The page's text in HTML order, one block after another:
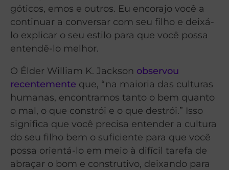
góticos, emos e outros. Eu encorajo você a
continuar a conversar com seu filho e deixá-
lo explicar o seu estilo para que você possa
entendê-lo melhor.
O Élder William K. Jackson observou
recentemente que, “na maioria das culturas
humanas, encontramos tanto o bem quanto
o mal, o que constrói e o que destrói.” Isso
significa que você precisa entender a cultura
do seu filho bem o suficiente para que você
possa orientá-lo em meio à difícil tarefa de
abraçar o bom e construtivo, deixando para